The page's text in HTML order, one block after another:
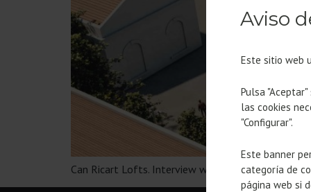
Can Ricart Lofts. Interview with Daniel Mòdol,
Aviso
Este sitio web
Pulsa
las cookies
"Configurar".
Este banner
categoría de
página web si